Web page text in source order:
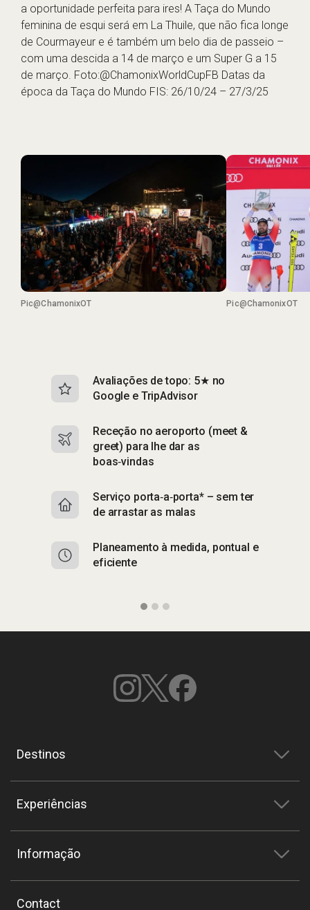
a oportunidade perfeita para ires! A Taça do Mundo
feminina de esqui será em La Thuile, que não fica longe
de Courmayeur e é também um belo dia de passeio –
com uma descida a 14 de março e um Super G a 15
de março. Foto:@ChamonixWorldCupFB Datas da
época da Taça do Mundo FIS: 26/10/24 – 27/3/25
Pic@ChamonixOT Pic@ChamonixOT
Avaliações de topo: 5★ no
Google e TripAdvisor
Receção no aeroporto (meet &
greet) para lhe dar as
boas‑vindas
Serviço porta‑a‑porta* – sem ter
de arrastar as malas
Planeamento à medida, pontual e
eficiente
Destinos
Experiências
Informação
Contact